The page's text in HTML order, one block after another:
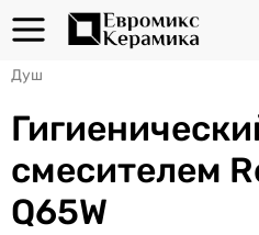
Душ
смесителем
Q65W